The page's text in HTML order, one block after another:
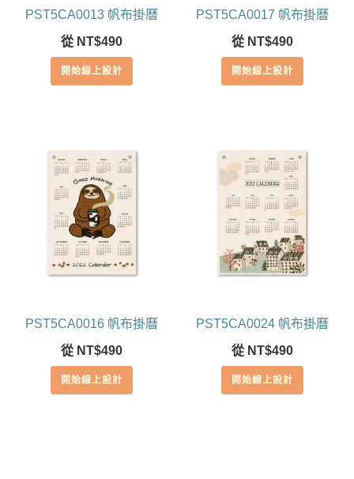
PST5CA0013 帆布掛曆
從 NT$490
開始線上設計
PST5CA0017 帆布掛曆
從 NT$490
開始線上設計
PST5CA0016 帆布掛曆
從 NT$490
開始線上設計
PST5CA0024 帆布掛曆
從 NT$490
開始線上設計